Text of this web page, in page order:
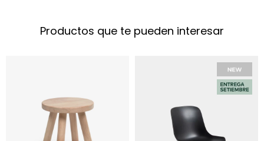
Productos que te pueden interesar